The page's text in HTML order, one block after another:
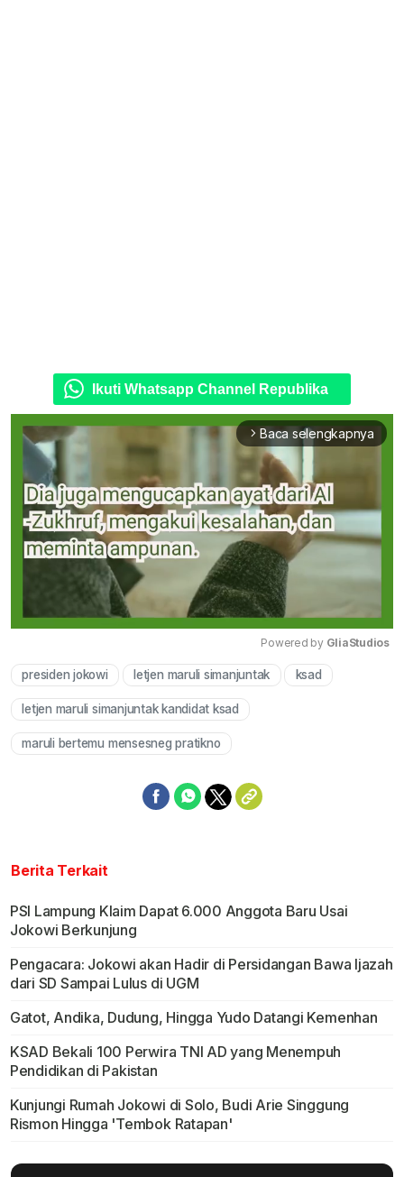
Ikuti Whatsapp Channel Republika
arrow_forward_ios Baca selengkapnya
Mute
Powered by GliaStudios
presiden jokowi letjen maruli simanjuntak ksad
letjen maruli simanjuntak kandidat ksad
maruli bertemu mensesneg pratikno
Berita Terkait
PSI Lampung Klaim Dapat 6.000 Anggota Baru Usai
Jokowi Berkunjung
Pengacara: Jokowi akan Hadir di Persidangan Bawa Ijazah
dari SD Sampai Lulus di UGM
Gatot, Andika, Dudung, Hingga Yudo Datangi Kemenhan
KSAD Bekali 100 Perwira TNI AD yang Menempuh
Pendidikan di Pakistan
Kunjungi Rumah Jokowi di Solo, Budi Arie Singgung
Rismon Hingga 'Tembok Ratapan'